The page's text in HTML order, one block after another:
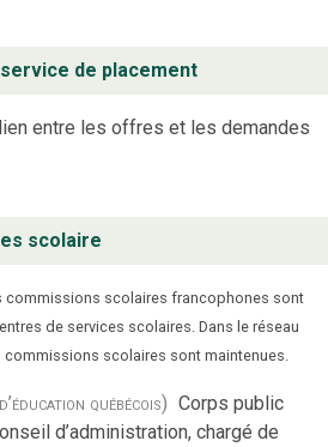
de placement
entre les offres et les demandes
scolaire
commissions scolaires francophones sont
de services scolaires. Dans le réseau
commissions scolaires sont maintenues.
québécois) Corps public
d’administration, chargé de